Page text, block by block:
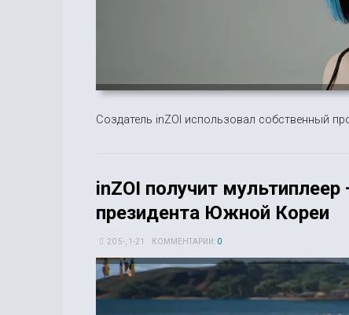
Создатель inZOI использовал собственный
inZOI получит
президента Южной Кореи
20 5-, 1-21 КОММЕНТАРИИ: 0